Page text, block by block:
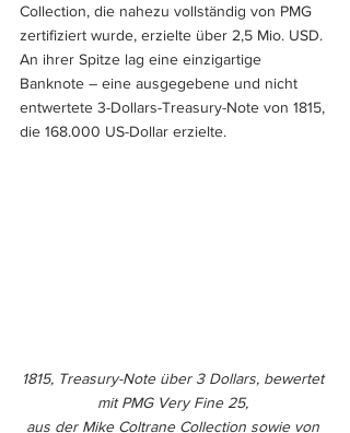
Collection, die nahezu vollständig von PMG
zertifiziert wurde, erzielte über 2,5 Mio. USD.
An ihrer Spitze lag eine einzigartige
Banknote – eine ausgegebene und nicht
entwertete 3-Dollars-Treasury-Note von 1815,
die 168.000 US-Dollar erzielte.
1815, Treasury-Note über 3 Dollars, bewertet
mit PMG Very Fine 25,
aus der Mike Coltrane Collection sowie von